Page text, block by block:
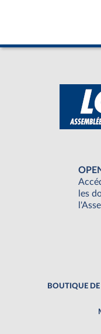
les
BOUTIQUE DE